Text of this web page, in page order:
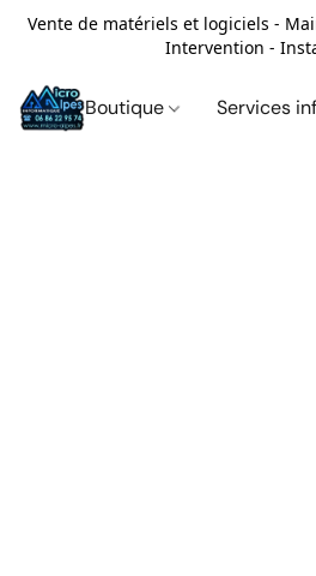
Vente de matériels et logiciels -
Intervention -
Boutique Services